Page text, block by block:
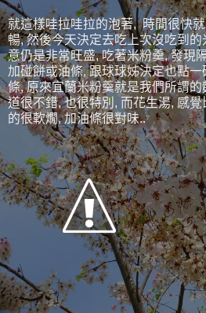
就這樣哇拉哇拉的泡著, 時間很快
暢, 然後今天決定去吃上次沒吃到
意仍是非常旺盛, 吃著米粉羹, 發現
加碰餅或油條, 跟球球姊決定也點
條, 原來宜蘭米粉羹就是我們所謂
道很不錯, 也很特別, 而花生湯, 感
的很軟燗, 加油條很對味..